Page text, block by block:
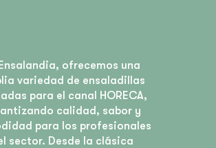
ofrecemos una
variedad de ensaladillas
para el canal HORECA,
calidad, sabor y
para los profesionales
sector. Desde la clásica